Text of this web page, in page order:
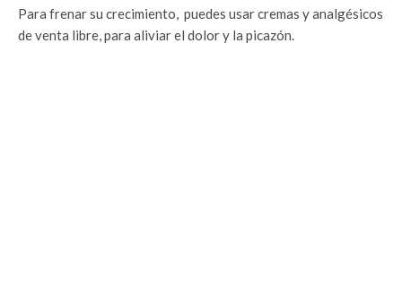
Para frenar su crecimiento, puedes usar cremas y analgésicos
de venta libre, para aliviar el dolor y la picazón.